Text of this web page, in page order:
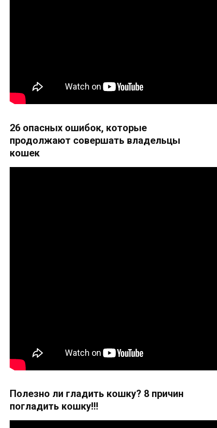
26 опасных ошибок, которые
продолжают совершать владельцы
кошек
Полезно ли гладить кошку? 8 причин
погладить кошку!!!